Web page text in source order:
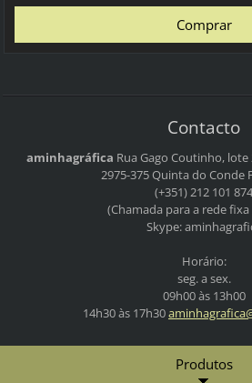
Contacto
aminhagráfica Rua Gago Coutinho, lote
2975-375 Quinta do Conde
(+351) 212 101 874
(Chamada para a rede
Skype:
Horário:
seg. a sex.
09h00 às 13h00
14h30 às 17h30aminhagr
Produtos